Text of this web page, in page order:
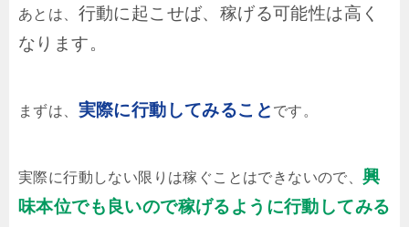
あとは、 行動に起こせば、稼げる可能性は高く
なります。
まずは、 実際に行動してみること です。
実際に行動しない限りは稼ぐことはできないので、興
味本位でも良いので稼げるように行動してみる